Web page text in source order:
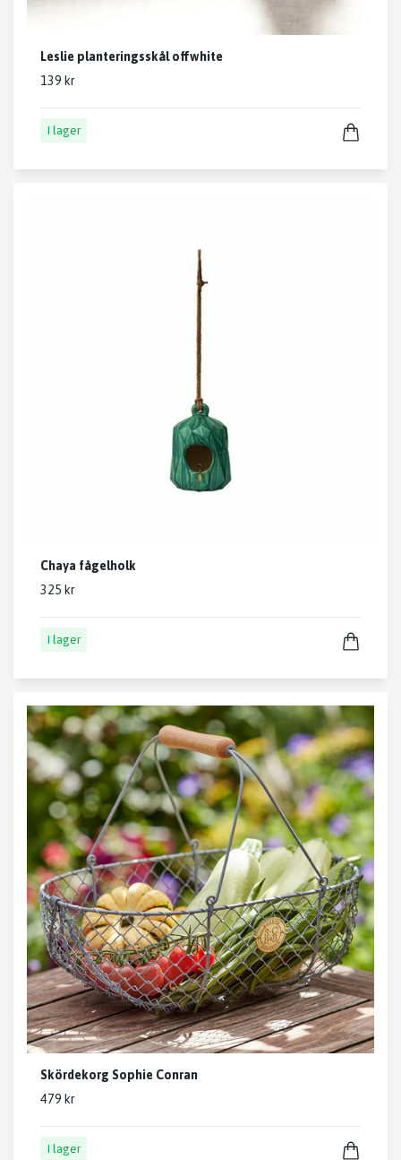
Leslie planteringsskål offwhite
139 kr
I lager
Chaya fågelholk
325 kr
I lager
Skördekorg Sophie Conran
479 kr
I lager